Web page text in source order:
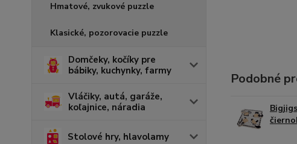
Hmatové, zvukové puzzle
Klasické, pozorovacie puzzle
Domčeky, kočíky pre
bábiky, kuchynky, farmy
Vláčiky, autá, garáže,
koľajnice, náradia
Stolové hry, hlavolamy
Podobné